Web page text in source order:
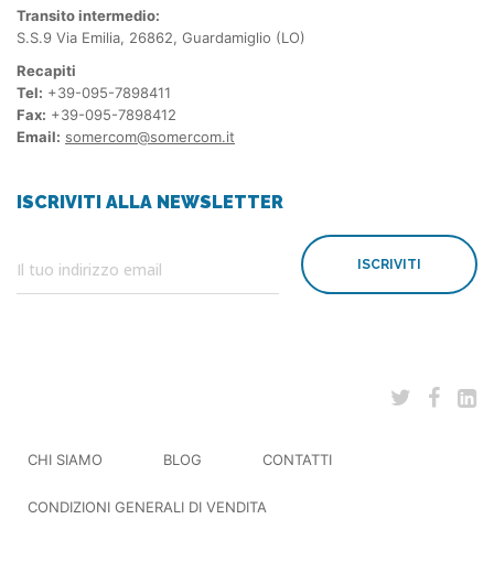
Transito intermedio:
S.S.9 Via Emilia, 26862, Guardamiglio (LO)
Recapiti
Tel: +39-095-7898411
Fax: +39-095-7898412
Email: somercom@somercom.it
ISCRIVITI ALLA NEWSLETTER
ISCRIVITI
CHI SIAMO BLOG CONTATTI
CONDIZIONI GENERALI DI VENDITA